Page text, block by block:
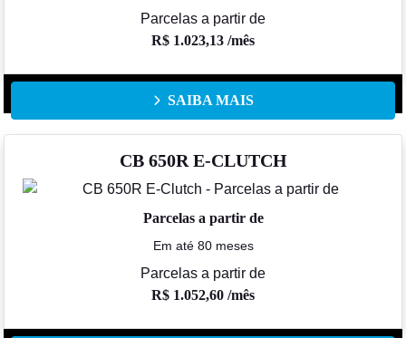
Parcelas a partir de
R$ 1.023,13 /mês
SAIBA MAIS
CB 650R E-CLUTCH
Parcelas a partir de
Em até 80 meses
Parcelas a partir de
R$ 1.052,60 /mês